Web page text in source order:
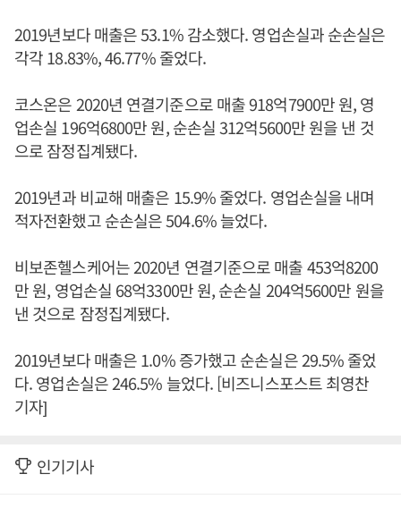
2019년보다 매출은 53.1% 감소했다. 영업손실과 순손실은
각각 18.83%, 46.77% 줄었다.
코스온은 2020년 연결기준으로 매출 918억7900만 원, 영
업손실 196억6800만 원, 순손실 312억5600만 원을 낸 것
으로 잠정집계됐다.
2019년과 비교해 매출은 15.9% 줄었다. 영업손실을 내며
적자전환했고 순손실은 504.6% 늘었다.
비보존헬스케어는 2020년 연결기준으로 매출 453억8200
만 원, 영업손실 68억3300만 원, 순손실 204억5600만 원을
낸 것으로 잠정집계됐다.
2019년보다 매출은 1.0% 증가했고 순손실은 29.5% 줄었
다. 영업손실은 246.5% 늘었다. [비즈니스포스트 최영찬
기자]
인기기사